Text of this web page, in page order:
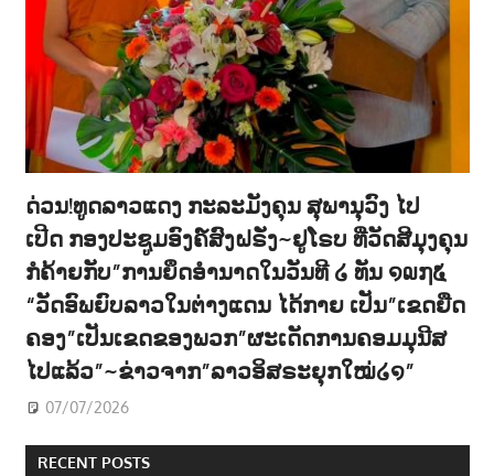
ດ່ວນ!ທູດລາວແດງ ກະລະມັງຄຸນ ສຸພານຸວົງ ໄປ
ເປີດ ກອງປະຊູມອົງຄ໌ສົງຝຣັ່ງ~ຢູໂຣບ ທີ່ວັດສີມຸງຄຸນ
ກໍຄ້າຍກັບ”ການຍຶດອຳນາດໃນວັນທີ ໒ ທັນ ໑໙໗໕
“ວັດອົພຍົບລາວໃນຕ່າງແດນ ໄດ້ກາຍ ເປັນ”ເຂດຍືດ
ຄອງ”ເປັນເຂດຂອງພວກ”ຜະເດັດການຄອມມຸນີສ
ໄປແລ້ວ”~ຂ່າວຈາກ”ລາວອິສຣະຍຸກໃໝ່໒໑”
07/07/2026
RECENT POSTS